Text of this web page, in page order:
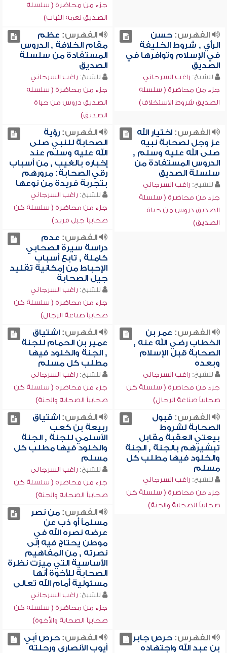
جزء من محاضرة ( سلسلة
الصديق نعمة الثبات)
الفهرس:حسن
الرأي , شروط الخليفة
في الإسلام وتوافرها في
الصديق
للشيخ: راغب السرجاني
جزء من محاضرة ( سلسلة
الصديق شروط الاستخلاف)
الفهرس: عظم
مقام الخلافة , الدروس
المستفادة من سلسلة
الصديق
للشيخ: راغب السرجاني
جزء من محاضرة ( سلسلة
الصديق دروس من حياة
الصديق)
الفهرس:اختيار الله
عز وجل لصحابة نبيه
صلى الله عليه وسلم ,
الدروس المستفادة من
سلسلة الصديق
للشيخ: راغب السرجاني
جزء من محاضرة ( سلسلة
الصديق دروس من حياة
الصديق)
الفهرس:رؤية
الصحابة للنبي صلى
الله عليه وسلم عند
إخباره بالغيب , من أسباب
رقي الصحابة: مرورهم
بتجربة فريدة من نوعها
للشيخ: راغب السرجاني
جزء من محاضرة ( سلسلة كن
صحابياً جيل فريد)
الفهرس: عدم
دراسة سيرة الصحابي
كاملة , تابع أسباب
الإحباط من إمكانية تقليد
جيل الصحابة
للشيخ: راغب السرجاني
جزء من محاضرة ( سلسلة كن
صحابياً صناعة الرجال)
الفهرس: عمر بن
الخطاب رضي الله عنه ,
الصحابة قبل الإسلام
وبعده
للشيخ: راغب السرجاني
جزء من محاضرة ( سلسلة كن
صحابياً صناعة الرجال)
الفهرس:اشتياق
عمير بن الحمام للجنة
, الجنة والخلود فيها
مطلب كل مسلم
للشيخ: راغب السرجاني
جزء من محاضرة ( سلسلة كن
صحابياً الصحابة والجنة)
الفهرس:قبول
الصحابة لشروط
بيعتي العقبة مقابل
تبشيرهم بالجنة , الجنة
والخلود فيها مطلب كل
مسلم
للشيخ: راغب السرجاني
جزء من محاضرة ( سلسلة كن
صحابياً الصحابة والجنة)
الفهرس:اشتياق
ربيعة بن كعب
الأسلمي للجنة , الجنة
والخلود فيها مطلب كل
مسلم
للشيخ: راغب السرجاني
جزء من محاضرة ( سلسلة كن
صحابياً الصحابة والجنة)
الفهرس:من نصر
مسلماً أو ذب عن
عرضه نصره الله في
موطن يحتاج فيه إلى
نصرته , من المفاهيم
الأساسية التي ميزت نظرة
الصحابة للأخوة أنها
مسئولية أمام الله تعالى
للشيخ: راغب السرجاني
جزء من محاضرة ( سلسلة كن
صحابياً الصحابة والأخوة)
الفهرس:حرص جابر
بن عبد الله واجتهاده
الفهرس:حرص أبي
أيوب الأنصاري ورحلته